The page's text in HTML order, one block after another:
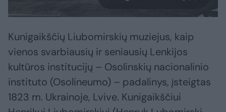
Kunigaikščių Liubomirskių muziejus, kaip
vienos svarbiausių ir seniausių Lenkijos
kultūros institucijų – Osolinskių nacionalinio
instituto (Osolineumo) – padalinys, įsteigtas
1823 m. Ukrainoje, Lvive. Kunigaikščiui